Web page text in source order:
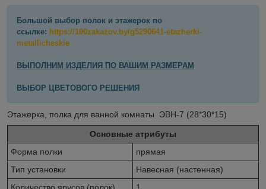
Большой выбор полок и этажерок по
ссылке: https://100zakazov.by/g5290641-etazherki-
metallicheskie
ВЫПОЛНИМ ИЗДЕЛИЯ ПО ВАШИМ РАЗМЕРАМ
ВЫБОР ЦВЕТОВОГО РЕШЕНИЯ
Этажерка, полка для ванной комнаты ЭВН-7 (28*30*15)
Основные атрибуты
Форма полки
прямая
Тип установки
Навесная (настенная)
Количество ярусов (полок)
1